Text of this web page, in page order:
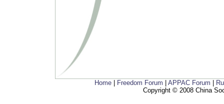
Home| Freedom Forum APPAC Forum
Copyright © 2008 China